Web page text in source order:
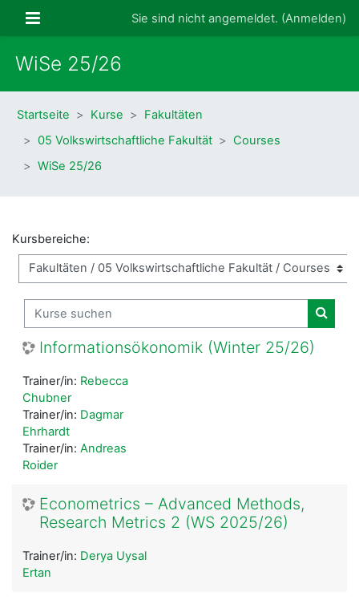
Website-ÜbersichtSie sind nicht angemeldet. (Anmelden)
WiSe 25/26
Startseite Kurse
Fakultäten
05 Volkswirtschaftliche Fakultät
Courses
WiSe 25/26
Kursbereiche:
Kurse suchen
Kurse
Informationsökonomik (Winter 25/26)
Trainer/in: Rebecca
Chubner
Trainer/in: Dagmar
Ehrhardt
Trainer/in: Andreas
Roider
Econometrics – Advanced Methods,
Research Metrics 2 (WS 2025/26)
Trainer/in: Derya Uysal
Ertan